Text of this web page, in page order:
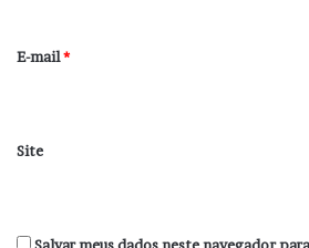
*
E-mail*
Site